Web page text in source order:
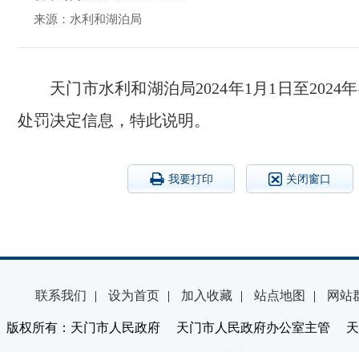
来源：水利和湖泊局
天门市水利和湖泊局2024年1月1日至2024
处罚决定信息，特此说明。
我要打印 关闭窗口
联系我们 | 设为首页 | 加入收藏 | 站点地图 | 网站
版权所有：天门市人民政府 天门市人民政府办公室主管 天